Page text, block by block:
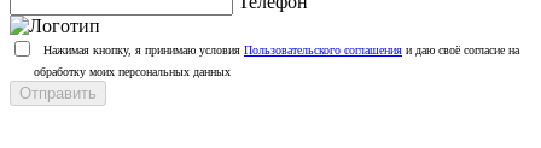
Нажимая кнопку, я принимаю условия Пользовательского соглашения и даю своё согласие на
обработку моих персональных данных